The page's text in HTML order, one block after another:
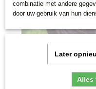
combinatie met andere
door uw gebruik van hun
Later
Alles